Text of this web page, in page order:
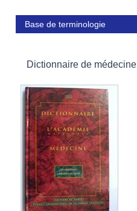
Base de terminologie
Dictionnaire de médecine